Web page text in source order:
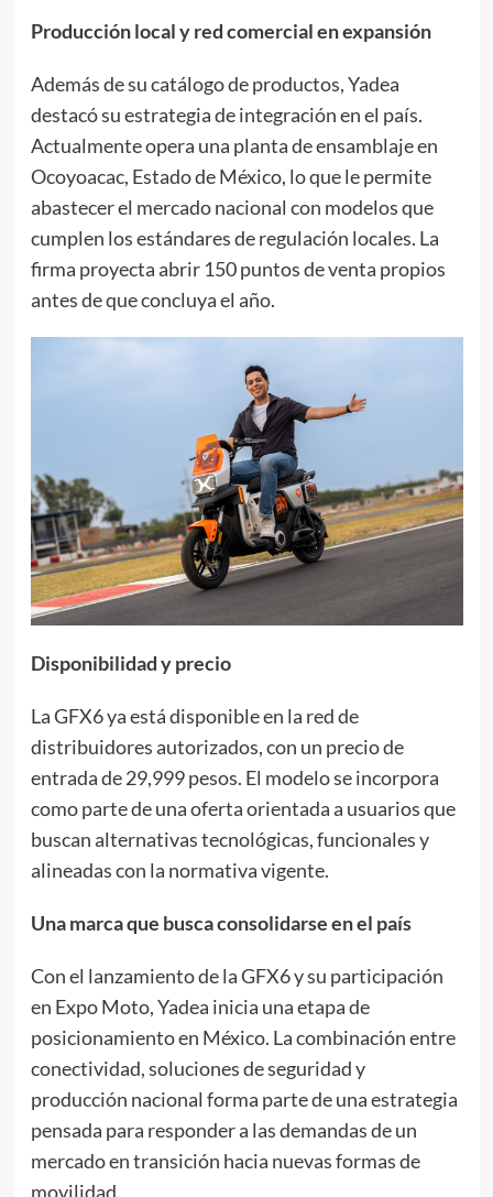
Producción local y red comercial en expansión
Además de su catálogo de productos, Yadea
destacó su estrategia de integración en el país.
Actualmente opera una planta de ensamblaje en
Ocoyoacac, Estado de México, lo que le permite
abastecer el mercado nacional con modelos que
cumplen los estándares de regulación locales. La
firma proyecta abrir 150 puntos de venta propios
antes de que concluya el año.
Disponibilidad y precio
La GFX6 ya está disponible en la red de
distribuidores autorizados, con un precio de
entrada de 29,999 pesos. El modelo se incorpora
como parte de una oferta orientada a usuarios que
buscan alternativas tecnológicas, funcionales y
alineadas con la normativa vigente.
Una marca que busca consolidarse en el país
Con el lanzamiento de la GFX6 y su participación
en Expo Moto, Yadea inicia una etapa de
posicionamiento en México. La combinación entre
conectividad, soluciones de seguridad y
producción nacional forma parte de una estrategia
pensada para responder a las demandas de un
mercado en transición hacia nuevas formas de
movilidad.